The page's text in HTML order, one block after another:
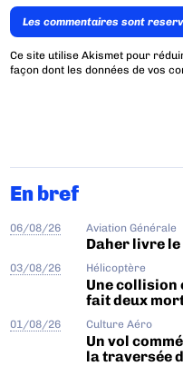
Les commentaires sont
Ce site utilise Akismet pour
façon dont les données de vos
En bref
06/08/26 Aviation Générale
Daher livre
03/08/26 Hélicoptère
Une collision
fait deux
01/08/26 Culture Aéro
Un vol
la traversée